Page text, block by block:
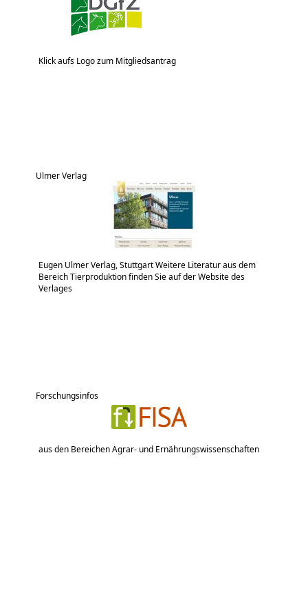
Klick aufs Logo zum Mitgliedsantrag
Ulmer Verlag
Eugen Ulmer Verlag, Stuttgart Weitere Literatur aus dem
Bereich Tierproduktion finden Sie auf der Website des
Verlages
Forschungsinfos
aus den Bereichen Agrar- und Ernährungswissenschaften